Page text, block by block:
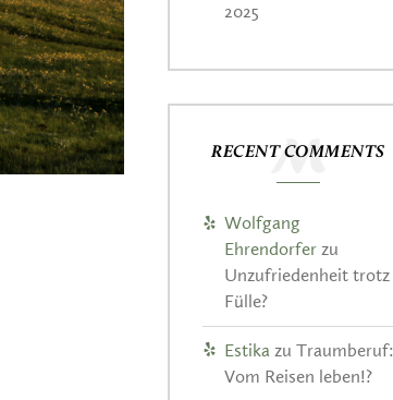
2025
RECENT COMMENTS
Wolfgang
Ehrendorfer zu
Unzufriedenheit trotz
Fülle?
Estika zu Traumberuf:
Vom Reisen leben!?